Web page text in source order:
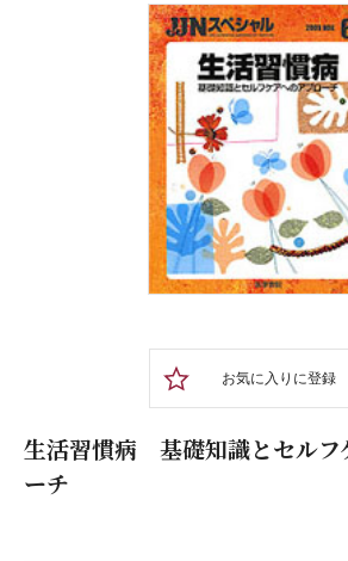
お気に入りに登録
生活習慣病 基礎知識とセルフ
ーチ